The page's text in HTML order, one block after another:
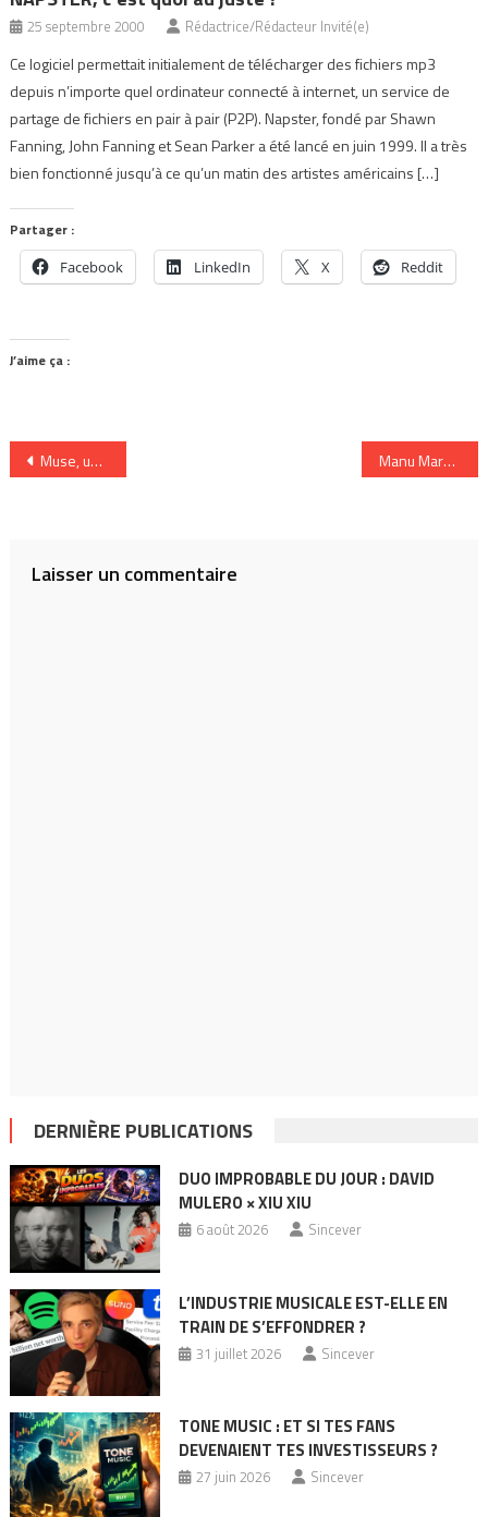
25 septembre 2000 Rédactrice/Rédacteur Invité(e)
Ce logiciel permettait initialement de télécharger des fichiers mp3
depuis n’importe quel ordinateur connecté à internet, un service de
partage de fichiers en pair à pair (P2P). Napster, fondé par Shawn
Fanning, John Fanning et Sean Parker a été lancé en juin 1999. Il a très
bien fonctionné jusqu’à ce qu’un matin des artistes américains […]
Partager :
Facebook LinkedIn X Reddit
J’aime ça :
Navigation
Muse, un retour aux sources plébiscité ? Manu Markou et Odile Closset, « french dream »
Laisser un commentaire
DERNIÈRE PUBLICATIONS
DUO IMPROBABLE DU JOUR : DAVID
MULERO × XIU XIU
6 août 2026 Sincever
L’INDUSTRIE MUSICALE EST-ELLE EN
TRAIN DE S’EFFONDRER ?
31 juillet 2026 Sincever
TONE MUSIC : ET SI TES FANS
DEVENAIENT TES INVESTISSEURS ?
27 juin 2026 Sincever